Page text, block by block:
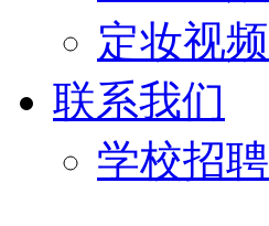
定妆视频
联系我们
学校招聘